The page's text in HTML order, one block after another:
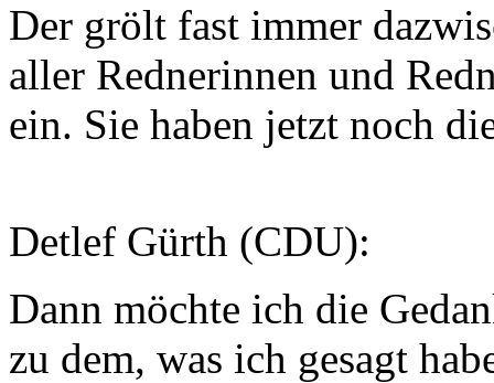
Der grölt fast immer
aller Rednerinnen und
ein. Sie haben jetzt noch
Detlef Gürth (CDU):
Dann möchte ich die
zu dem, was ich gesagt